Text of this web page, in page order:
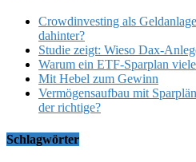
Crowdinvesting als
dahinter?
Studie zeigt: Wieso Dax-
Warum ein ETF-Sparplan
Mit Hebel zum Gewinn
Vermögensaufbau mit
der richtige?
Schlagwörter